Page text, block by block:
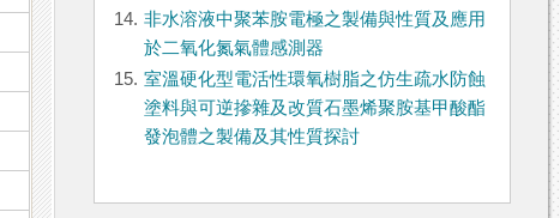
14. 非水溶液中聚苯胺電極之製備與性質及應用
於二氧化氮氣體感測器
15. 室溫硬化型電活性環氧樹脂之仿生疏水防蝕
塗料與可逆摻雜及改質石墨烯聚胺基甲酸酯
發泡體之製備及其性質探討